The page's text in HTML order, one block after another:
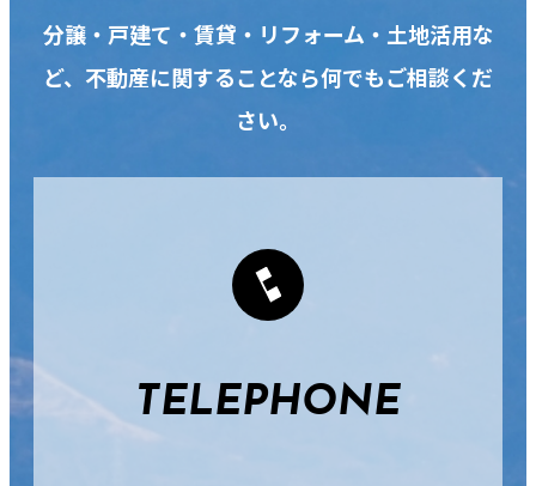
分譲・戸建て・賃貸・リフォーム・土地活用な
ど、不動産に関することなら何でもご相談くだ
さい。
TELEPHONE